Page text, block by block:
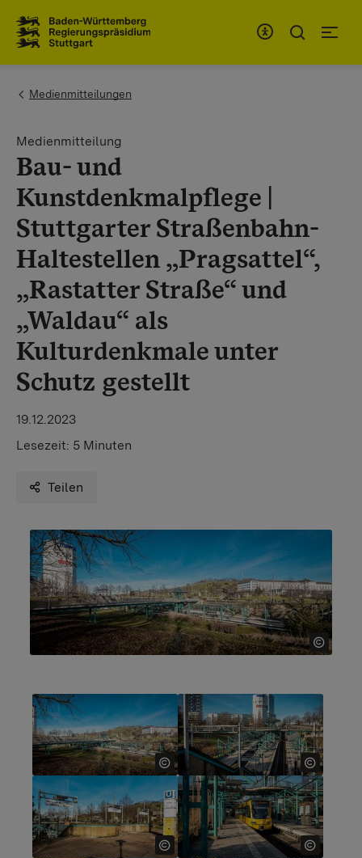
You are here:
Medienmitteilungen
Medienmitteilung
Bau- und
Kunstdenkmalpflege |
Stuttgarter Straßenbahn-
Haltestellen „Pragsattel“,
„Rastatter Straße“ und
„Waldau“ als
Kulturdenkmale unter
Schutz gestellt
19.12.2023
Lesezeit: 5 Minuten
Teilen
Show larger version for:Show larger version for:
Show larger version for:Show larger version for: